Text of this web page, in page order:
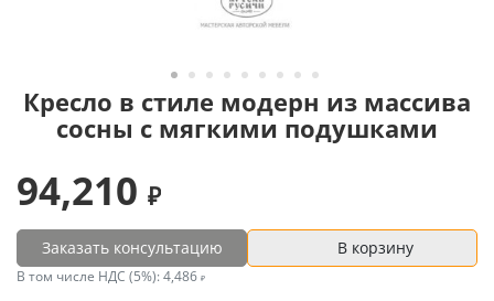
Кресло в стиле модерн из массива
сосны с мягкими подушками
94,210
Заказать консультацию В корзину
В том числе НДС (5%): 4,486